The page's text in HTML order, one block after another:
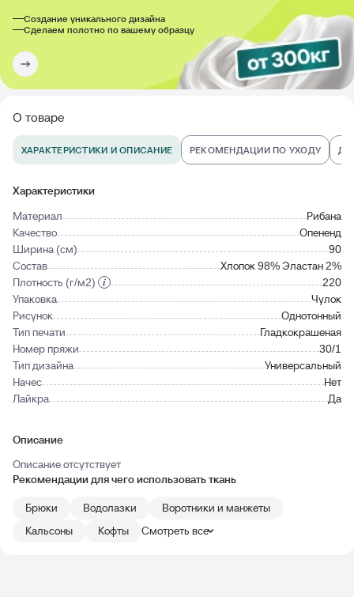
Создание уникального дизайна
Сделаем полотно по вашему образцу
О товаре
ХАРАКТЕРИСТИКИ И ОПИСАНИЕ РЕКОМЕНДАЦИИ ПО УХОДУ
Характеристики
Материал
Рибана
Качество
Опененд
Ширина (см)
90
Состав
Хлопок 98% Эластан 2%
Плотность (г/м2)
220
Упаковка
Чулок
Рисунок
Однотонный
Тип печати
Гладкокрашеная
Номер пряжи
30/1
Тип дизайна
Универсальный
Начес
Нет
Лайкра
Да
Описание
Описание отсутствует
Рекомендации для чего использовать ткань
Брюки
Водолазки
Воротники и манжеты
Кальсоны
Кофты Смотреть все